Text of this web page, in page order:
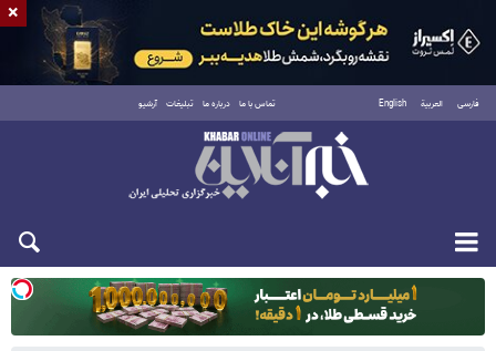
فارسی العربية English تماس با ما درباره ما تبلیغات آرشیو
یکشنبه ۱۸ مرداد ۱۴۰۵
×